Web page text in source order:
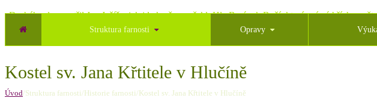
„Druhého dne spatřil Jan Ježíše, jak jde k němu a řekl: Hle Beránek Boží, který snímá hříchy
Struktura farnosti Opravy
Kostel sv. Jana Křtitele v Hlučíně
Úvod/Struktura farnosti/Historie farnosti/Kostel sv. Jana Křtitele v Hlučíně